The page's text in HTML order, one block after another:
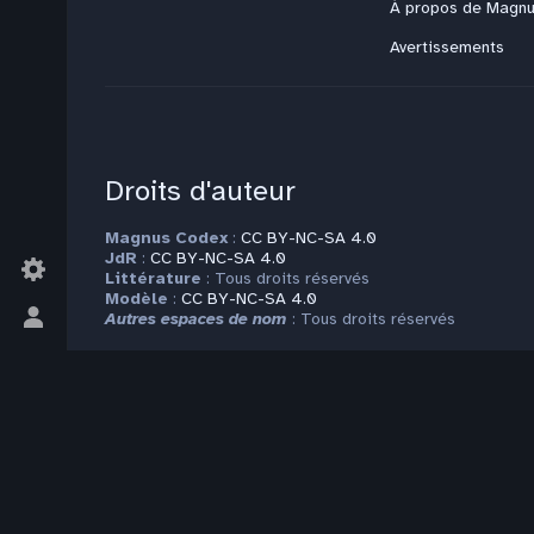
Basculer
À propos de
Avertissements
Droits d'auteur
Magnus Codex : CC BY-NC-SA 4.0
JdR : CC BY-NC-SA 4.0
Littérature : Tous droits réservés
Modèle : CC BY-NC-SA 4.0
Autres espaces de nom : Tous droits réservés